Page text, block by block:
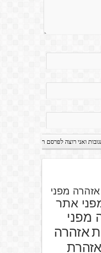
אזהרה מפני
אתר
מפני
אזהרה
אזהרת